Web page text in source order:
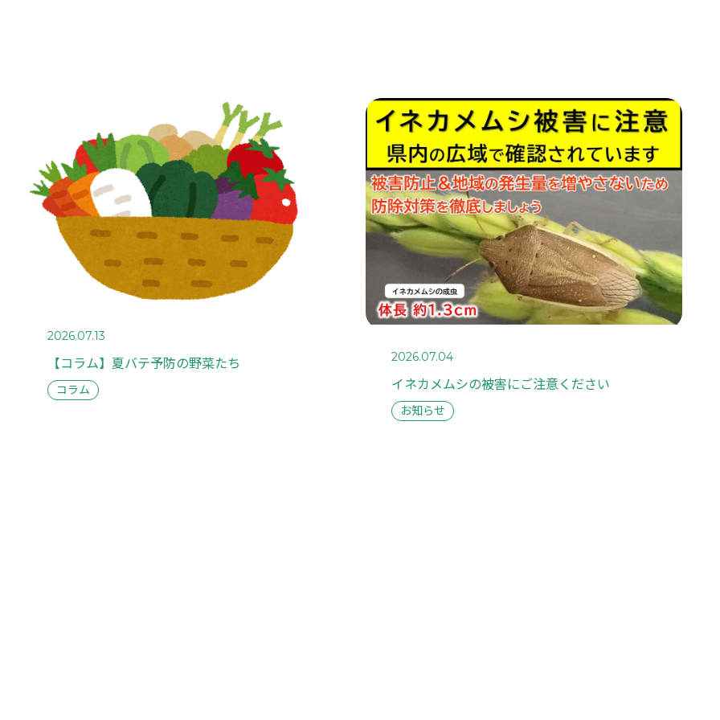
2026.07.13
【コラム】夏バテ予防の野菜たち
コラム
2026.07.04
イネカメムシの被害にご注意ください
お知らせ